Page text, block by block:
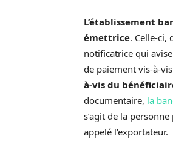
L’établissement
émettrice. Celle-ci,
notificatrice qui
de paiement vis-à-
à-vis du
documentaire, la
s’agit de la
appelé l’exportateur.